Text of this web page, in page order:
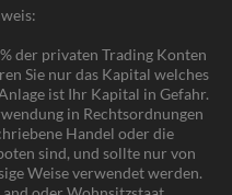
der privaten Trading Konten
Sie nur das Kapital welches
ist Ihr Kapital in Gefahr.
in Rechtsordnungen
Handel oder die
sind, und sollte nur von
Weise verwendet werden.